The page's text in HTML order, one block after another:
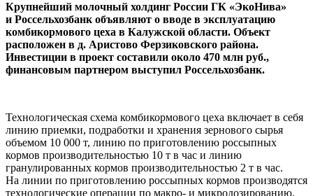
Крупнейший молочный холдинг России ГК «ЭкоНива»
и Россельхозбанк объявляют о вводе в эксплуатацию
комбикормового цеха в Калужской области. Объект
расположен в д. Аристово Ферзиковского района.
Инвестиции в проект составили около 470 млн руб.,
финансовым партнером выступил Россельхозбанк.
Технологическая схема комбикормового цеха включает в себя
линию приемки, подработки и хранения зернового сырья
объемом 10 000 т, линию по приготовлению россыпных
кормов производительностью 10 т в час и линию
гранулированных кормов производительностью 2 т в час.
На линии по приготовлению россыпных кормов производятся
технологические операции по макро- и микродозированию,